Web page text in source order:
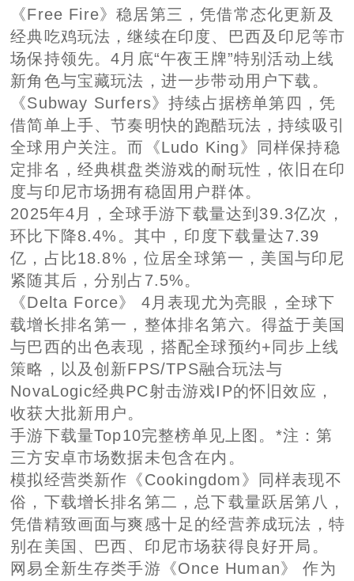
《Free Fire》稳居第三，凭借常态化更新及
经典吃鸡玩法，继续在印度、巴西及印尼等市
场保持领先。4月底“午夜王牌”特别活动上线
新角色与宝藏玩法，进一步带动用户下载。
《Subway Surfers》持续占据榜单第四，凭
借简单上手、节奏明快的跑酷玩法，持续吸引
全球用户关注。而《Ludo King》同样保持稳
定排名，经典棋盘类游戏的耐玩性，依旧在印
度与印尼市场拥有稳固用户群体。
2025年4月，全球手游下载量达到39.3亿次，
环比下降8.4%。其中，印度下载量达7.39
亿，占比18.8%，位居全球第一，美国与印尼
紧随其后，分别占7.5%。
《Delta Force》 4月表现尤为亮眼，全球下
载增长排名第一，整体排名第六。得益于美国
与巴西的出色表现，搭配全球预约+同步上线
策略，以及创新FPS/TPS融合玩法与
NovaLogic经典PC射击游戏IP的怀旧效应，
收获大批新用户。
手游下载量Top10完整榜单见上图。*注：第
三方安卓市场数据未包含在内。
模拟经营类新作《Cookingdom》同样表现不
俗，下载增长排名第二，总下载量跃居第八，
凭借精致画面与爽感十足的经营养成玩法，特
别在美国、巴西、印尼市场获得良好开局。
网易全新生存类手游《Once Human》 作为